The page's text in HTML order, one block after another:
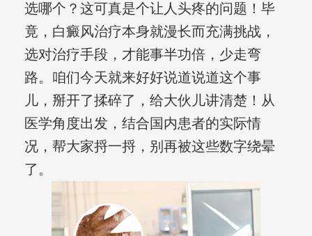
选哪个？这可真是个让人头疼的问题！毕
竟，白癜风治疗本身就漫长而充满挑战，
选对治疗手段，才能事半功倍，少走弯
路。咱们今天就来好好说道说道这个事
儿，掰开了揉碎了，给大伙儿讲清楚！从
医学角度出发，结合国内患者的实际情
况，帮大家捋一捋，别再被这些数字绕晕
了。